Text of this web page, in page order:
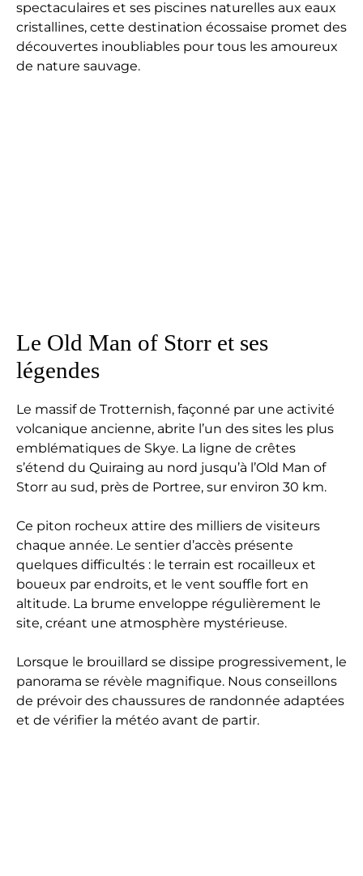
spectaculaires et ses piscines naturelles aux eaux
cristallines, cette destination écossaise promet des
découvertes inoubliables pour tous les amoureux
de nature sauvage.
Le Old Man of Storr et ses
légendes
Le massif de Trotternish, façonné par une activité
volcanique ancienne, abrite l’un des sites les plus
emblématiques de Skye. La ligne de crêtes
s’étend du Quiraing au nord jusqu’à l’Old Man of
Storr au sud, près de Portree, sur environ 30 km.
Ce piton rocheux attire des milliers de visiteurs
chaque année. Le sentier d’accès présente
quelques difficultés : le terrain est rocailleux et
boueux par endroits, et le vent souffle fort en
altitude. La brume enveloppe régulièrement le
site, créant une atmosphère mystérieuse.
Lorsque le brouillard se dissipe progressivement, le
panorama se révèle magnifique. Nous conseillons
de prévoir des chaussures de randonnée adaptées
et de vérifier la météo avant de partir.